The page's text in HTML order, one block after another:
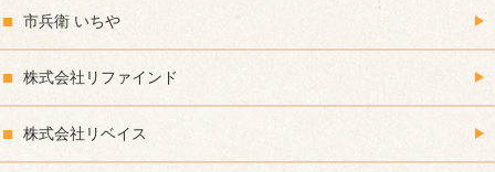
市兵衛 いちや
株式会社リファインド
株式会社リベイス